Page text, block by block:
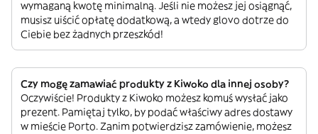
wymaganą kwotę minimalną. Jeśli nie możesz jej osiągnąć,
musisz uiścić opłatę dodatkową, a wtedy glovo dotrze do
Ciebie bez żadnych przeszkód!
Czy mogę zamawiać produkty z Kiwoko dla innej osoby?
Oczywiście! Produkty z Kiwoko możesz komuś wysłać jako
prezent. Pamiętaj tylko, by podać właściwy adres dostawy
w mieście Porto. Zanim potwierdzisz zamówienie, możesz